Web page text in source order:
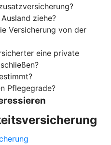
ziehe?
Versicherung von der
eine private
Pflegegrade?